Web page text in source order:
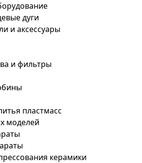
дуги
и аксессуары
и фильтры
пластмасс
моделей
керамики